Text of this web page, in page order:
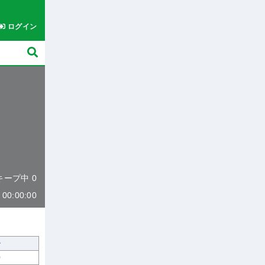
ログイン
ープ中 0
00:00:00